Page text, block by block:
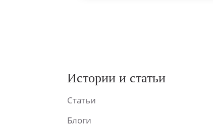
Истории и статьи
Статьи
Блоги